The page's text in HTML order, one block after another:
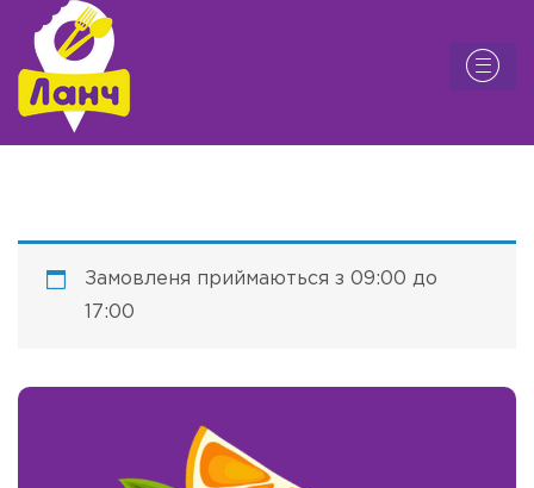
Замовленя приймаються з 09:00 до
17:00